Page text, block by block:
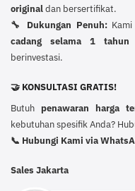
originaldan bersertifikat.
🔧 Dukungan Penuh:Kami
cadang selama 1 tahun
berinvestasi.
🤝 KONSULTASI GRATIS!
Butuh penawaran harga
kebutuhan spesifik Anda?
📞 Hubungi Kami via
Sales Jakarta